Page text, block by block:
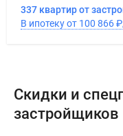
337 квартир от
В ипотеку от 100 866₽
Скидки и
застройщиков